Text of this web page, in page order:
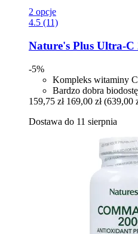
2 opcje
4.5 (11)
Nature's Plus Ultra-​C
-5%
Kompleks witaminy C
Bardzo dobra
159,75 zł 169,00 zł (639,00
Dostawa do 11 sierpnia